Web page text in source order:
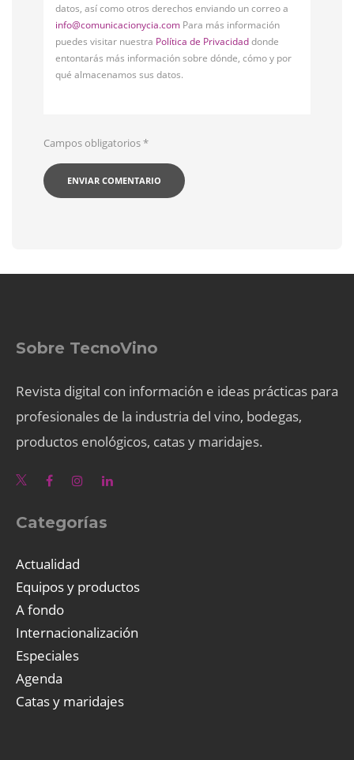
datos, así como otros derechos enviando un correo a
info@comunicacionycia.com Para más información
puedes visitar nuestra Política de Privacidaddonde
entontarás más información sobre dónde, cómo y por
qué almacenamos sus datos.
Campos obligatorios*
Sobre TecnoVino
Revista digital con información e ideas prácticas para
profesionales de la industria del vino, bodegas,
productos enológicos, catas y maridajes.
Categorías
Actualidad
Equipos y productos
A fondo
Internacionalización
Especiales
Agenda
Catas y maridajes